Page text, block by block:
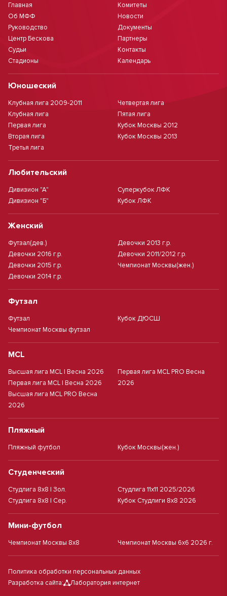
Главная
Об МФФ
Руководство
Центр Бескова
Судьи
Стадионы
Комитеты
Новости
Документы
Партнеры
Контакты
Календарь
Юношеский
Клубная лига 2009-2011
Клубная лига
Первая лига
Вторая лига
Третья лига
Четвертая лига
Пятая лига
Кубок Москвы 2012
Кубок Москвы 2013
Любительский
Дивизион "А"
Дивизион "Б"
Суперкубок ЛФК
Кубок ЛФК
Женский
Футзал(дев.)
Девочки 2016 г.р.
Девочки 2015 г.р.
Девочки 2014 г.р.
Девочки 2013 г.р.
Девочки 2011/2012 г.р.
Чемпионат Москвы(жен.)
Футзал
Футзал
Чемпионат Москвы футзал
Кубок ДЮСШ
MCL
Высшая лига MCL | Весна 2026
Первая лига MCL | Весна 2026
Высшая лига MCL PRO Весна
2026
Первая лига MCL PRO Весна
2026
Пляжный
Пляжный футбол Кубок Москвы(жен.)
Студенческий
Студлига 8х8 | Зол.
Студлига 8х8 | Сер.
Студлига 11х11 2025/2026
Кубок Студлиги 8х8 2026
Мини-футбол
Чемпионат Москвы 8х8 Чемпионат Москвы 6х6 2026 г.
Политика обработки персональных данных
Разработка сайта:
Лаборатория интернет